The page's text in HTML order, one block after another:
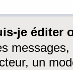
je éditer
un